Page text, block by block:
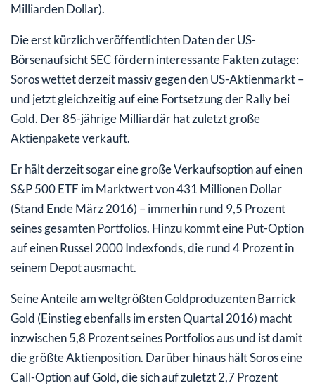
Milliarden Dollar).
Die erst kürzlich veröffentlichten Daten der US-
Börsenaufsicht SEC fördern interessante Fakten zutage:
Soros wettet derzeit massiv gegen den US-Aktienmarkt –
und jetzt gleichzeitig auf eine Fortsetzung der Rally bei
Gold. Der 85-jährige Milliardär hat zuletzt große
Aktienpakete verkauft.
Er hält derzeit sogar eine große Verkaufsoption auf einen
S&P 500 ETF im Marktwert von 431 Millionen Dollar
(Stand Ende März 2016) – immerhin rund 9,5 Prozent
seines gesamten Portfolios. Hinzu kommt eine Put-Option
auf einen Russel 2000 Indexfonds, die rund 4 Prozent in
seinem Depot ausmacht.
Seine Anteile am weltgrößten Goldproduzenten Barrick
Gold (Einstieg ebenfalls im ersten Quartal 2016) macht
inzwischen 5,8 Prozent seines Portfolios aus und ist damit
die größte Aktienposition. Darüber hinaus hält Soros eine
Call-Option auf Gold, die sich auf zuletzt 2,7 Prozent